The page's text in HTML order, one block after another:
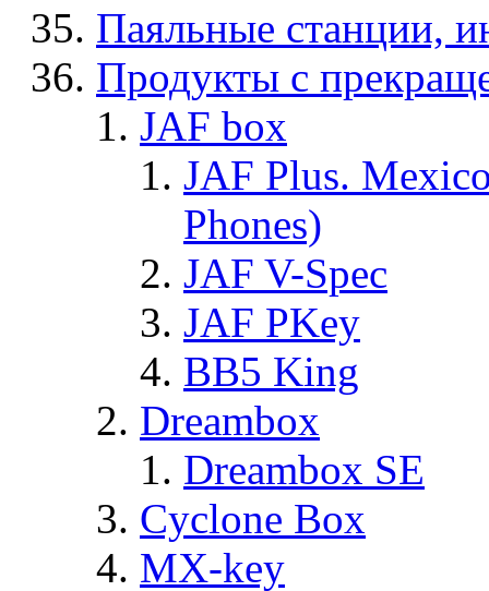
Паяльные станции,
Продукты с
JAF box
JAF Plus.
Phones)
JAF V-Spec
JAF PKey
BB5 King
Dreambox
Dreambox SE
Cyclone Box
MX-key